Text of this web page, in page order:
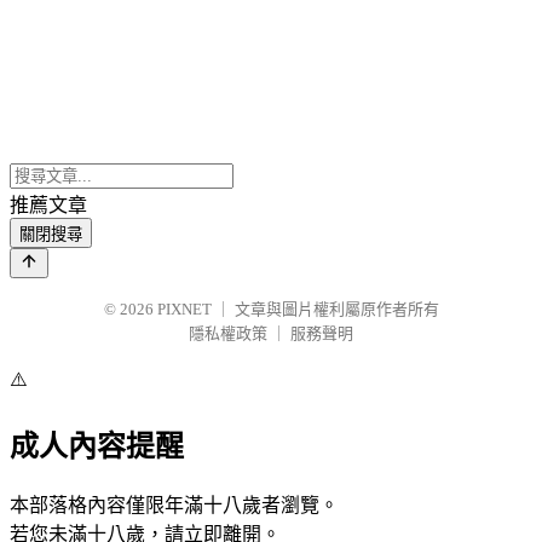
推薦文章
關閉搜尋
© 2026 PIXNET
文章與圖片權利屬原作者所有
隱私權政策
服務聲明
⚠️
成人內容提醒
本部落格內容僅限年滿十八歲者瀏覽。
若您未滿十八歲，請立即離開。